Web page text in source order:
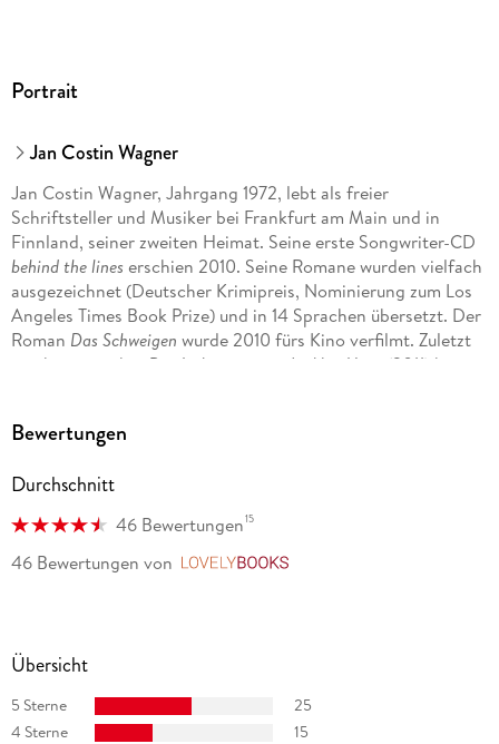
Portrait
Jan Costin Wagner
Jan Costin Wagner, Jahrgang 1972, lebt als freier
Schriftsteller und Musiker bei Frankfurt am Main und in
Finnland, seiner zweiten Heimat. Seine erste Songwriter-CD
behind the lines erschien 2010. Seine Romane wurden vielfach
ausgezeichnet (Deutscher Krimipreis, Nominierung zum Los
Angeles Times Book Prize) und in 14 Sprachen übersetzt. Der
Roman Das Schweigen wurde 2010 fürs Kino verfilmt. Zuletzt
erschien von ihm
Das Licht in einem dunklen Haus
(2011) bei
Bewertungen
Durchschnitt
46 Bewertungen15
46 Bewertungen von
Übersicht
5 Sterne
25
4 Sterne
15